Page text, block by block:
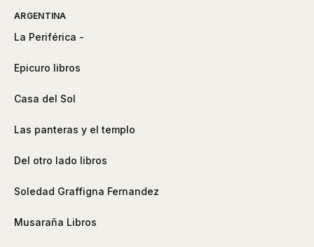
ARGENTINA
La Periférica -
Epicuro libros
Casa del Sol
Las panteras y el templo
Del otro lado libros
Soledad Graffigna Fernandez
Musaraña Libros